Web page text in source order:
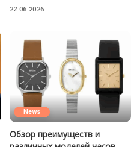
22.06.2026
News
Обзор преимуществ и